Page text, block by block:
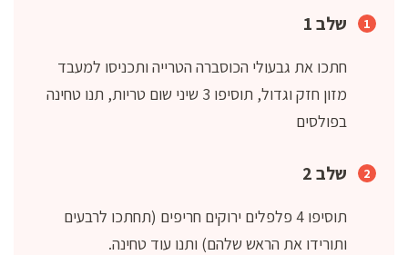
שלב 1
חתכו את גבעולי הכוסברה הטרייה ותכניסו למעבד
מזון חזק וגדול, תוסיפו 3 שיני שום טריות, תנו טחינה
בפולסים
שלב 2
תוסיפו 4 פלפלים ירוקים חריפים (תחתכו לרבעים
ותורידו את הראש שלהם) ותנו עוד טחינה.